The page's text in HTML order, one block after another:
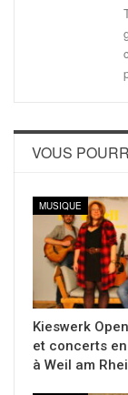
VOUS
MUSIQUE
Kieswerk
et concerts
à Weil am